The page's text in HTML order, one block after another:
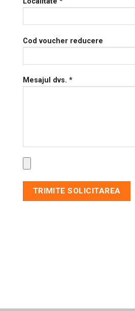
Cod voucher reducere
Mesajul dvs. *